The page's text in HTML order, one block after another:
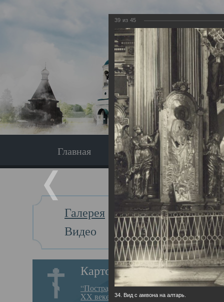
Главная Экскурсия
Галерея
Видео
Картотека
“Пострадавшие за веру в
XX веке на Севере”
Главная
39 из 45
34. Вид с амвона на алтарь.